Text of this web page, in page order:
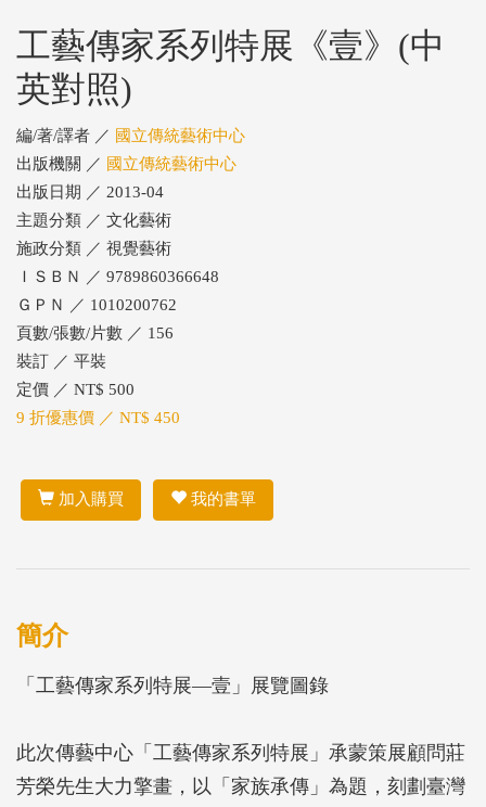
工藝傳家系列特展《壹》(中
英對照)
編/著/譯者 ／ 國立傳統藝術中心
出版機關 ／ 國立傳統藝術中心
出版日期 ／ 2013-04
主題分類 ／ 文化藝術
施政分類 ／ 視覺藝術
ＩＳＢＮ ／ 9789860366648
ＧＰＮ ／ 1010200762
頁數/張數/片數 ／ 156
裝訂 ／ 平裝
定價 ／ NT$ 500
9 折優惠價 ／ NT$ 450
加入購買 我的書單
簡介
「工藝傳家系列特展—壹」展覽圖錄
此次傳藝中心「工藝傳家系列特展」承蒙策展顧問莊
芳榮先生大力擎畫，以「家族承傳」為題，刻劃臺灣